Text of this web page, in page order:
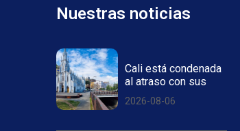
Nuestras noticias
Cali está condenada
al atraso con sus
2026-08-06